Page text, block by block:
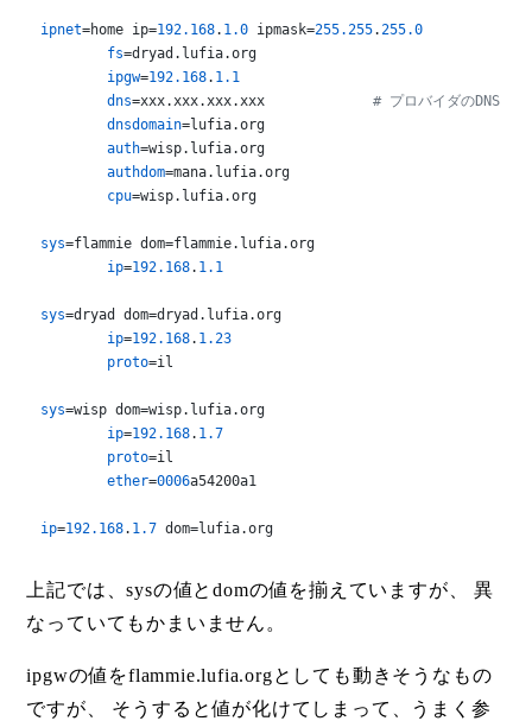
ipnet=home ip=192.168. 1.0 ipmask=255.255.255.0
fs=dryad.lufia.org
ipgw=192.168. 1.1
dns
=xxx.xxx.xxx.xxx # プロバイダのDNS
dnsdomain=lufia.org
auth=wisp.lufia.org
authdom=mana.lufia.org
cpu=wisp.lufia.org
sys=flammie dom=flammie.lufia.org
ip=192.168. 1.1
sys=dryad dom=dryad.lufia.org
ip=192.168. 1.23
proto=il
sys=wisp dom=wisp.lufia.org
ip=192.168. 1.7
proto=il
ether=0006a54200a1
ip=192.168. 1.7 dom=lufia.org
上記では、sysの値とdomの値を揃えていますが、 異
なっていてもかまいません。
ipgwの値をflammie.lufia.orgとしても動きそうなもの
ですが、 そうすると値が化けてしまって、うまく参